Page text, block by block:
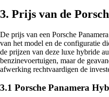
3. Prijs van de
De prijs van een Porsche
van het model en de configuratie
de prijzen van deze luxe hybride
benzinevoertuigen, maar de
afwerking rechtvaardigen de
3.1 Porsche Panamera